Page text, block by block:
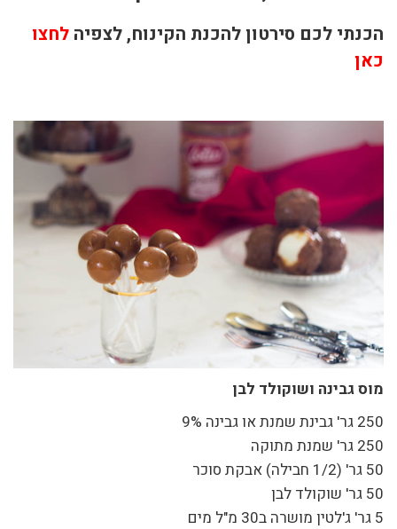
הכנתי לכם סירטון להכנת הקינוח, לצפיה לחצו
כאן
מוס גבינה ושוקולד לבן
250 גר' גבינת שמנת או גבינה 9%
250 גר' שמנת מתוקה
50 גר' (1/2 חבילה) אבקת סוכר
50 גר' שוקולד לבן
5 גר' ג'לטין מושרה ב30 מ"ל מים